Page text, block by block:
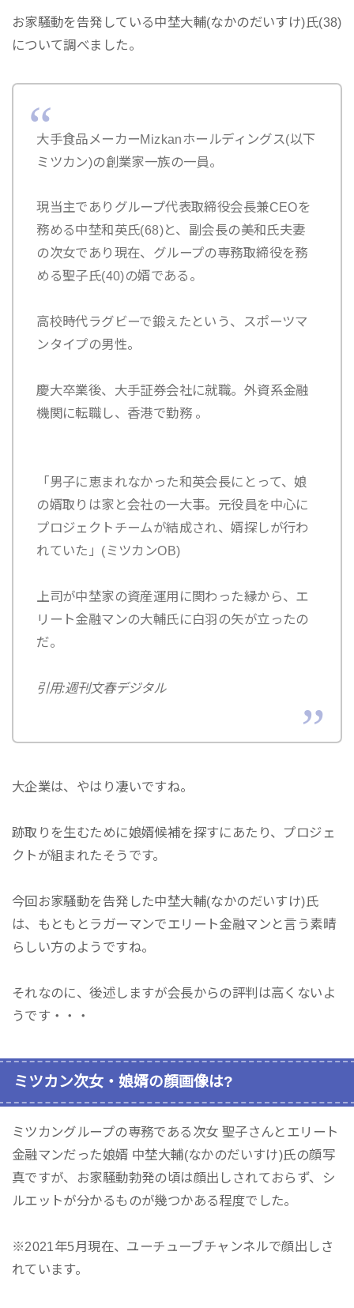
お家騒動を告発している中埜大輔(なかのだいすけ)氏(38)
について調べました。
大手食品メーカーMizkanホールディングス(以下
ミツカン)の創業家一族の一員。
現当主でありグループ代表取締役会長兼CEOを
務める中埜和英氏(68)と、副会長の美和氏夫妻
の次女であり現在、グループの専務取締役を務
める聖子氏(40)の婿である。
高校時代ラグビーで鍛えたという、スポーツマ
ンタイプの男性。
慶大卒業後、大手証券会社に就職。外資系金融
機関に転職し、香港で勤務 。
「男子に恵まれなかった和英会長にとって、娘
の婿取りは家と会社の一大事。元役員を中心に
プロジェクトチームが結成され、婿探しが行わ
れていた」(ミツカンOB)
上司が中埜家の資産運用に関わった縁から、エ
リート金融マンの大輔氏に白羽の矢が立ったの
だ。
引用:週刊文春デジタル
大企業は、やはり凄いですね。
跡取りを生むために娘婿候補を探すにあたり、プロジェ
クトが組まれたそうです。
今回お家騒動を告発した中埜大輔(なかのだいすけ)氏
は、もともとラガーマンでエリート金融マンと言う素晴
らしい方のようですね。
それなのに、後述しますが会長からの評判は高くないよ
うです・・・
ミツカン次女・娘婿の顔画像は?
ミツカングループの専務である次女 聖子さんとエリート
金融マンだった娘婿 中埜大輔(なかのだいすけ)氏の顔写
真ですが、お家騒動勃発の頃は顔出しされておらず、シ
ルエットが分かるものが幾つかある程度でした。
※2021年5月現在、ユーチューブチャンネルで顔出しさ
れています。